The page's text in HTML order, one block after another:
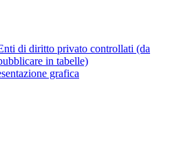
di diritto privato controllati (da
in tabelle)
grafica